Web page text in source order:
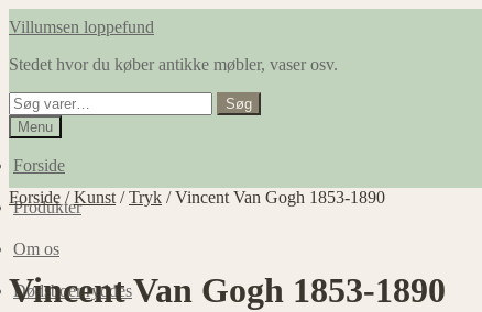
Spring
navigation
Spring
indhold
Villumsen loppefund
Stedet hvor du køber antikke møbler, vaser osv.
Søg
efter:
Søg
Menu
Forside
Produkter
Om os
Dødsboer ryddes
Forside /Kunst /Tryk /Vincent Van Gogh 1853-1890
Vincent Van Gogh 1853-1890